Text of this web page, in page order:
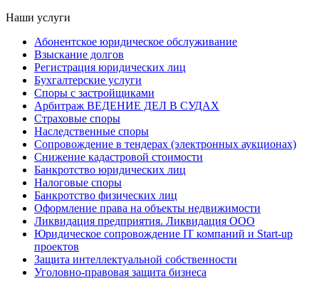
Наши услуги
Абонентское юридическое обслуживание
Взыскание долгов
Регистрация юридических лиц
Бухгалтерские услуги
Споры с застройщиками
Арбитраж ВЕДЕНИЕ ДЕЛ В СУДАХ
Страховые споры
Наследственные споры
Сопровождение в тендерах (электронных аукционах)
Снижение кадастровой стоимости
Банкротство юридических лиц
Налоговые споры
Банкротство физических лиц
Оформление права на объекты недвижимости
Ликвидация предприятия. Ликвидация ООО
Юридическое сопровождение IT компаний и Start-up
проектов
Защита интеллектуальной собственности
Уголовно-правовая защита бизнеса